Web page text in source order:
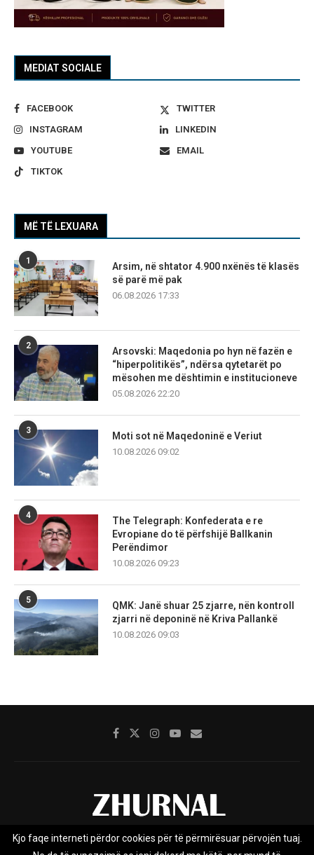
MEDIAT SOCIALE
FACEBOOK
TWITTER
INSTAGRAM
LINKEDIN
YOUTUBE
EMAIL
TIKTOK
MË TË LEXUARA
1
Arsim, në shtator 4.900 nxënës të klasës
së parë më pak
06.08.2026 17:33
2
Arsovski: Maqedonia po hyn në fazën e
“hiperpolitikës”, ndërsa qytetarët po
mësohen me dështimin e institucioneve
05.08.2026 22:20
3
Moti sot në Maqedoninë e Veriut
10.08.2026 09:02
4
The Telegraph: Konfederata e re
Evropiane do të përfshijë Ballkanin
Perëndimor
10.08.2026 09:23
5
QMK: Janë shuar 25 zjarre, nën kontroll
zjarri në deponinë në Kriva Pallankë
10.08.2026 09:03
Rreth nesh Impresumi Marketing
Kjo faqe interneti përdor cookies për të përmirësuar përvojën tuaj.